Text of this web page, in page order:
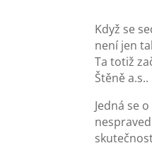
Když se
není jen
Ta totiž
Štěně
Jedná se